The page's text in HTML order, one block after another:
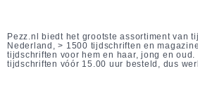
Pezz.nl biedt het grootste assortiment van
Nederland, > 1500 tijdschriften en
tijdschriften voor hem en haar, jong en oud.
tijdschriften vóór 15.00 uur besteld, dus